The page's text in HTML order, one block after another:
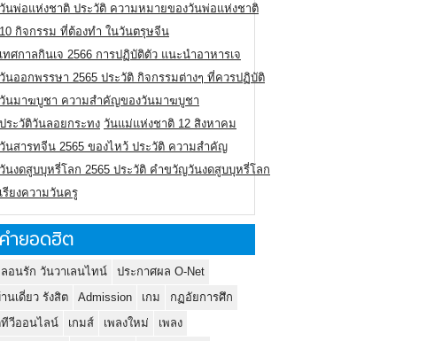
วันพ่อแห่งชาติ ประวัติ ความหมายของวันพ่อแห่งชาติ
10 กิจกรรม ที่ต้องทำ ในวันตรุษจีน
เทศกาลกินเจ 2566 การปฏิบัติตัว แนะนำอาหารเจ
วันออกพรรษา 2565 ประวัติ กิจกรรมต่างๆ ที่ควรปฏิบัติ
วันมาฆบูชา ความสำคัญของวันมาฆบูชา
ประวัติวันลอยกระทง วันแม่แห่งชาติ 12 สิงหาคม
วันสารทจีน 2565 ของไหว้ ประวัติ ความสำคัญ
วันงดสูบบุหรี่โลก 2565 ประวัติ คำขวัญวันงดสูบบุหรี่โลก
เรียงความวันครู
คำยอดฮิต
อนรัก วันวาเลนไทน์
ประกาศผล O-Net
นเดี่ยว รังสิต
Admission เกม
กฏอัยการศึก
วีออนไลน์
เกมส์ เพลงใหม่ เพลง